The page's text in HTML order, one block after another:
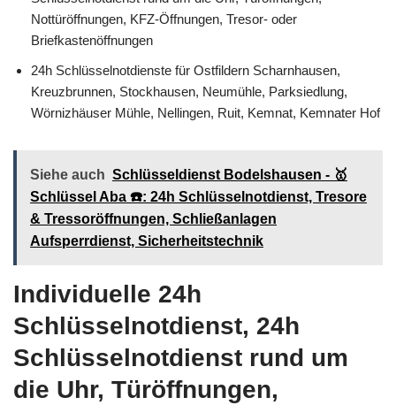
Nottüröffnungen, KFZ-Öffnungen, Tresor- oder
Briefkastenöffnungen
24h Schlüsselnotdienste für Ostfildern Scharnhausen,
Kreuzbrunnen, Stockhausen, Neumühle, Parksiedlung,
Wörnizhäuser Mühle, Nellingen, Ruit, Kemnat, Kemnater Hof
Siehe auch Schlüsseldienst Bodelshausen - 🥇
Schlüssel Aba ☎️: 24h Schlüsselnotdienst, Tresore
& Tressoröffnungen, Schließanlagen
Aufsperrdienst, Sicherheitstechnik
Individuelle 24h
Schlüsselnotdienst, 24h
Schlüsselnotdienst rund um
die Uhr, Türöffnungen,